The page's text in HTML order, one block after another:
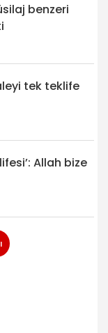
benzeri
tek teklife
Allah bize